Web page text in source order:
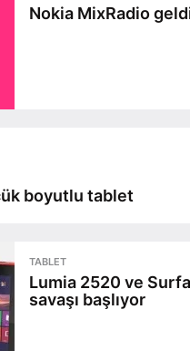
Nokia MixRadio
boyutlu tablet
TABLET
Lumia 2520 ve
savaşı başlıyor